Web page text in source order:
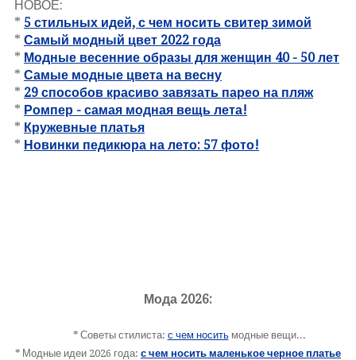
НОВОЕ:
* 5 стильных идей, с чем носить свитер зимой
* Самый модный цвет 2022 года
* Модные весенние образы для женщин 40 - 50 лет
* Самые модные цвета на весну
* 29 способов красиво завязать парео на пляж
* Ромпер - самая модная вещь лета!
* Кружевные платья
* Новинки педикюра на лето: 57 фото!
Мода 2026:
* Советы стилиста: с чем носитьмодные вещи...
* Модные идеи 2026 года: с чем носить маленькое черное платье